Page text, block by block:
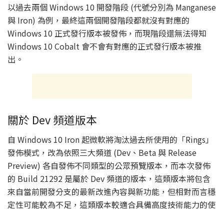
以過去兩個 Windows 10 開發階段 (代號分別為 Manganese
與 Iron) 為例，最終這兩個開發階段都就沒有對應的
Windows 10 正式發行版本被發佈，而現階段還無法得知
Windows 10 Cobalt 會不會有對應的正式發行版本被推
出。
關於 Dev 頻道版本
自 Windows 10 Iron 起微軟將淘汰過去所使用的「Rings」
發佈模式，改為依照三大頻道 (Dev、Beta 與 Release
Preview) 各自發佈不同類型的公眾預覽版本，而本次發佈
的 Build 21292 是屬於 Dev 頻道的版本，這類版本將包含
來自當前開發分支的最新改進內容與新功能，但相對而言穩
定性可能較為不足，這類版本較適合具備高度技術能力的使